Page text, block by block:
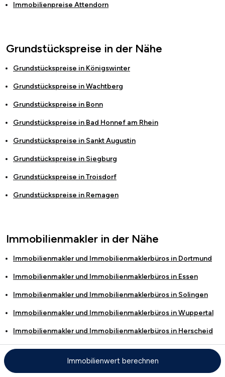
Immobilienpreise Attendorn
Grundstückspreise in der Nähe
Grundstückspreise in Königswinter
Grundstückspreise inWachtberg
Grundstückspreise in Bonn
Grundstückspreise in Bad Honnef am Rhein
Grundstückspreise in Sankt Augustin
Grundstückspreise in Siegburg
Grundstückspreise inTroisdorf
Grundstückspreise in Remagen
Immobilienmakler in der Nähe
Immobilienmakler und Immobilienmaklerbüros in Dortmund
Immobilienmakler und Immobilienmaklerbüros in Essen
Immobilienmakler und Immobilienmaklerbüros in Solingen
Immobilienmakler und Immobilienmaklerbüros inWuppertal
Immobilienmakler und Immobilienmaklerbüros in Herscheid
Immobilienmakler und Immobilienmaklerbüros inMünster
Immobilienwert berechnen